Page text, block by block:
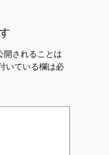
開されることは
いている欄は必